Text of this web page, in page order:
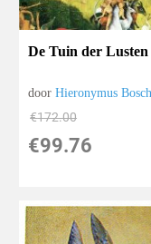
De Tuin der Lusten
doorHieronymus Bosch
€172.00
€99.76